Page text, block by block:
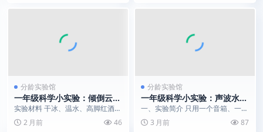
分龄实验馆
一年级科学小实验：倾倒云雾
杯｜干冰升华仙气魔法
实验材料 干冰、温水、高脚红酒杯
1 只、直身玻璃杯 1 只 实验步骤
在高脚杯...
2 月前 46
分龄实验馆
一年级科学小实验：声波水流
｜解锁声音的变魔术魔法
一、实验简介 只用一个音箱、一根
普通透明软管，就能做出超梦幻的
科学小实验。 把软...
3 月前 87